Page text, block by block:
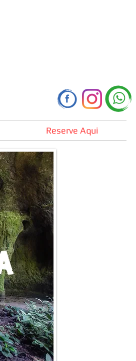
Reserve Aqui